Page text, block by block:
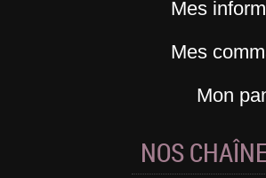
Mes
Mes
Mon
NOS